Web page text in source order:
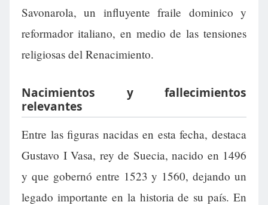
Savonarola, un influyente fraile dominico y
reformador italiano, en medio de las tensiones
religiosas del Renacimiento.
Nacimientos y fallecimientos
relevantes
Entre las figuras nacidas en esta fecha, destaca
Gustavo I Vasa, rey de Suecia, nacido en 1496
y que gobernó entre 1523 y 1560, dejando un
legado importante en la historia de su país. En